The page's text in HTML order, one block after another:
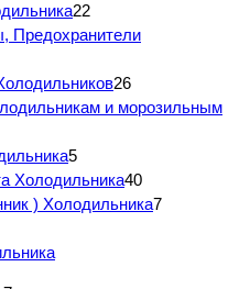
22
Предохранители
26
и морозильным
5
Холодильника40
) Холодильника7